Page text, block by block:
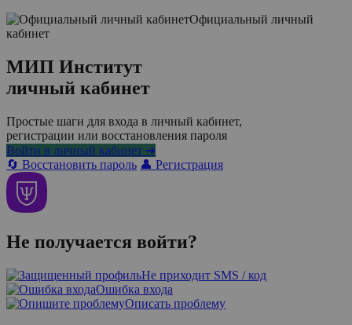
Официальный личный
кабинет
МИП Институт
личный кабинет
Простые шаги для входа в личный кабинет,
регистрации или восстановления пароля
Войти в личный кабинет ➜
🔄 Восстановить пароль 👤 Регистрация
Не получается войти?
Не приходит SMS / код
Ошибка входа
Описать проблему